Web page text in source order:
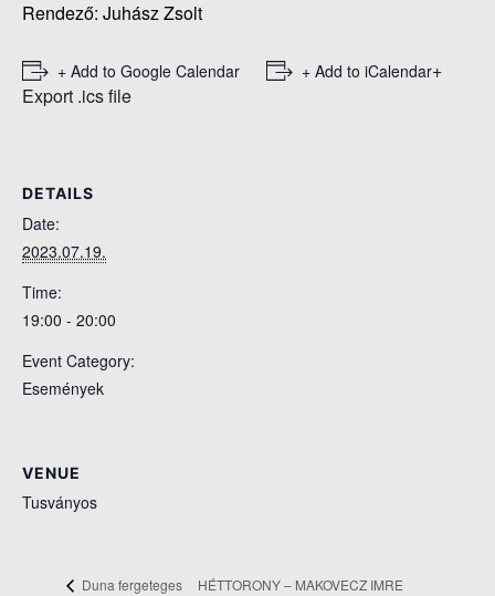
Rendező: Juhász Zsolt
+ Add to Google Calendar + Add to iCalendar+
Export .ics file
DETAILS
Date:
2023.07.19.
Time:
19:00 - 20:00
Event Category:
Események
VENUE
Tusványos
Duna fergeteges
HÉTTORONY – MAKOVECZ IMRE